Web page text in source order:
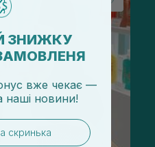
ЗНИЖКУ
вже чекає —
наші новини!